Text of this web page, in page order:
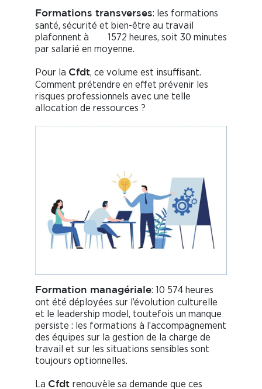
Formations transverses: les formations
santé, sécurité et bien-être au travail
plafonnent à 1572 heures, soit 30 minutes
par salarié en moyenne.
Pour la Cfdt, ce volume est insuffisant.
Comment prétendre en effet prévenir les
risques professionnels avec une telle
allocation de ressources ?
Formation managériale: 10 574 heures
ont été déployées sur l’évolution culturelle
et le leadership model, toutefois un manque
persiste : les formations à l’accompagnement
des équipes sur la gestion de la charge de
travail et sur les situations sensibles sont
toujours optionnelles.
La Cfdt renouvèle sa demande que ces